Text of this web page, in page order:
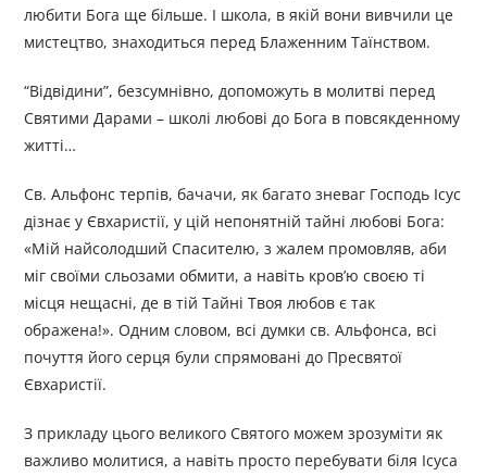
любити Бога ще більше. І школа, в якій вони вивчили це
мистецтво, знаходиться перед Блаженним Таїнством.
“Відвідини”, безсумнівно, допоможуть в молитві перед
Святими Дарами – школі любові до Бога в повсякденному
житті…
Св. Альфонс терпів, бачачи, як багато зневаг Господь Ісус
дізнає у Євхаристії, у цій непонятній тайні любові Бога:
«Мій найсолодший Спасителю, з жалем промовляв, аби
міг своїми сльозами обмити, а навіть кров’ю своєю ті
місця нещасні, де в тій Тайні Твоя любов є так
ображена!». Одним словом, всі думки св. Альфонса, всі
почуття його серця були спрямовані до Пресвятої
Євхаристії.
З прикладу цього великого Святого можем зрозуміти як
важливо молитися, а навіть просто перебувати біля Ісуса